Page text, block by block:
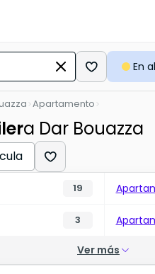
En
Apartamento
a Dar Bouazza
19
3
Ver más